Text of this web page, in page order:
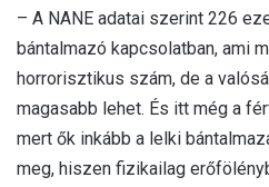
– A NANE adatai szerint 226
bántalmazó kapcsolatban, ami
horrorisztikus szám, de a
magasabb lehet. És itt még a
mert ők inkább a lelki
meg, hiszen fizikailag